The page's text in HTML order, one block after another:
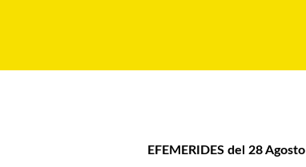
EFEMERIDES del 28 Agosto